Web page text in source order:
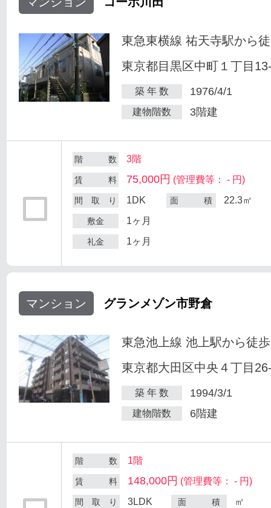
東急東横線 祐天寺駅から
東京都目黒区中町１丁目
築 年 数 1976/4/1
建物階数 3階建
階 数 3階
賃 料 75,000円 (管理費等： - 円)
間 取 り 1DK 面 積 22.3㎡
敷金 1ヶ月
礼金 1ヶ月
マンション グランメゾン市野倉
東急池上線 池上駅から徒
東京都大田区中央４丁目
築 年 数 1994/3/1
建物階数 6階建
階 数 1階
賃 料 148,000円 (管理費等： - 円)
間 取 り 3LDK 面 積 ㎡